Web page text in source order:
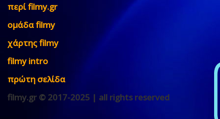
περί filmy.gr
ομάδα filmy
χάρτης filmy
filmy intro
πρώτη σελίδα
filmy.gr © 2017-2025 | all rights reserved